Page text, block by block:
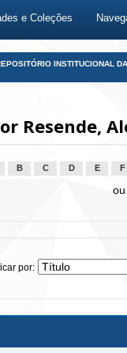
e Coleções
INSTITUCIONAL
Resende,
B C D E F
por: